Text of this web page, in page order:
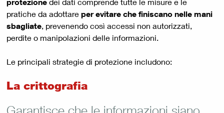
pratiche da adottare per evitare che finiscano nelle mani
sbagliate , prevenendo così accessi non autorizzati,
perdite o manipolazioni delle informazioni.
Le principali strategie di protezione includono:
La crittografia
Garantisce che le informazioni siano